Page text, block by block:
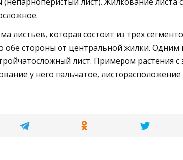
листьев, которая состоит из трех
обе стороны от центральной жилки. Одним
лист. Примером растения
у него пальчатое, листорасположение